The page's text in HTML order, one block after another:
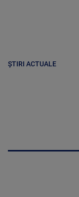
ȘTIRI ACTUALE